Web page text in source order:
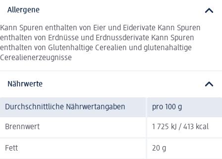
Allergene
Kann Spuren enthalten von Eier und Eiderivate Kann Spuren
enthalten von Erdnüsse und Erdnussderivate Kann Spuren
enthalten von Glutenhaltige Cerealien und glutenahaltige
Cerealienerzeugnisse
Nährwerte
Durchschnittliche Nährwertangaben pro 100 g
Brennwert 1 725 kJ / 413 kcal
Fett 20 g